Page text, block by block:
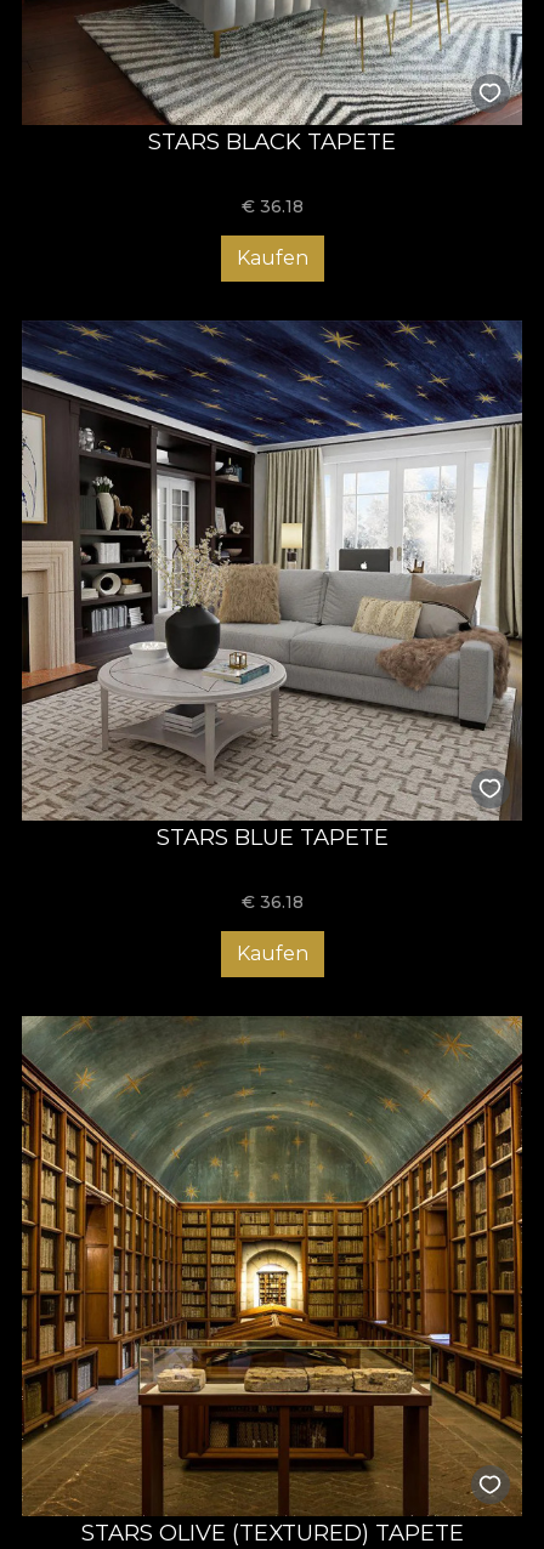
STARS BLACK TAPETE
€ 36.18
Kaufen
STARS BLUE TAPETE
€ 36.18
Kaufen
STARS OLIVE (TEXTURED) TAPETE